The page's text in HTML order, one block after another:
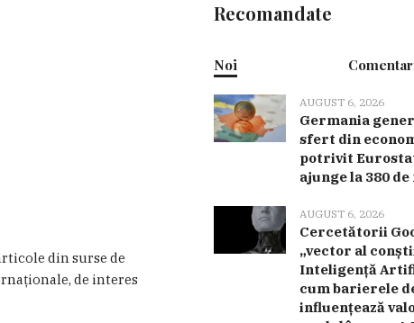
din surse de
de interes
Recomandate
Noi
AUGUST 6, 2026
Germania
sfert din
potrivit
ajunge la 380
AUGUST 6, 2026
Cercetătorii
„vector al
Inteligență
cum barierele
influențează